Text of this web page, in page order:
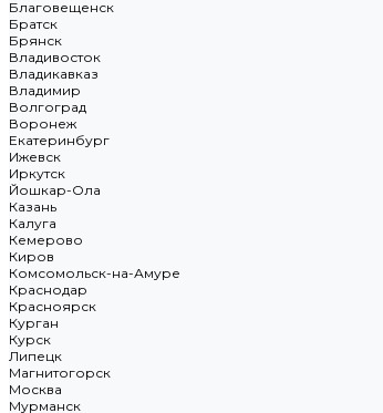
Благовещенск
Братск
Брянск
Владивосток
Владикавказ
Владимир
Волгоград
Воронеж
Екатеринбург
Ижевск
Иркутск
Йошкар-Ола
Казань
Калуга
Кемерово
Киров
Комсомольск-на-Амуре
Краснодар
Красноярск
Курган
Курск
Липецк
Магнитогорск
Москва
Мурманск